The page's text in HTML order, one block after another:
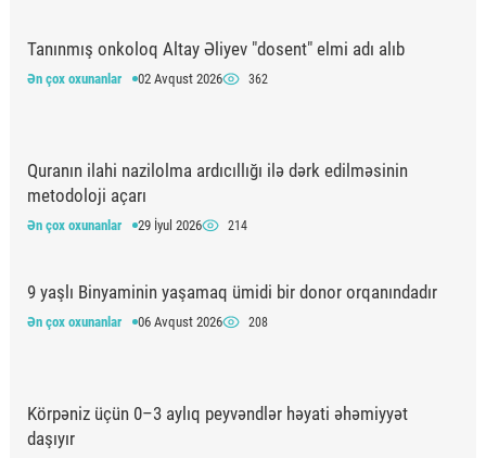
Tanınmış onkoloq Altay Əliyev "dosent" elmi adı alıb
Ən çox oxunanlar 02 Avqust 2026 362
Quranın ilahi nazilolma ardıcıllığı ilə dərk edilməsinin
metodoloji açarı
Ən çox oxunanlar 29 İyul 2026 214
9 yaşlı Binyaminin yaşamaq ümidi bir donor orqanındadır
Ən çox oxunanlar 06 Avqust 2026 208
Körpəniz üçün 0–3 aylıq peyvəndlər həyati əhəmiyyət
daşıyır